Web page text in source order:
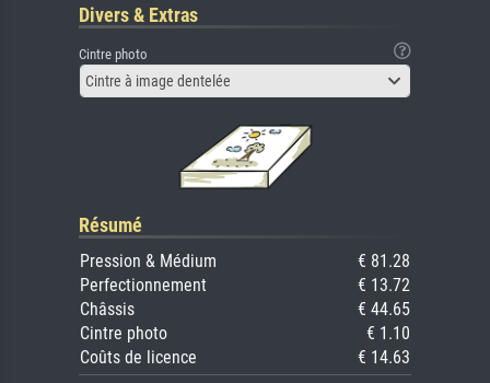
Divers & Extras
Cintre photo
Cintre à image dentelée
Résumé
Pression & Médium
€ 81.28
Perfectionnement
€ 13.72
Châssis
€ 44.65
Cintre photo
€ 1.10
Coûts de licence
€ 14.63